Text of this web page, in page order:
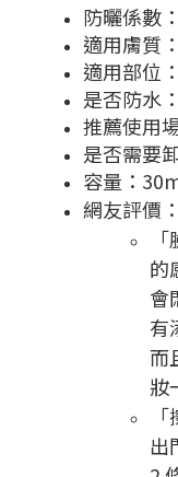
防曬係數
適用膚質
適用部位
是否防水
推薦使用
是否需要
容量：
網友評價：
的
會
有
而
妝
出